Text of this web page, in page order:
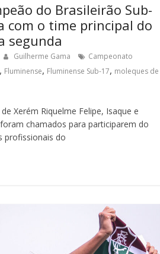
do Brasileirão Sub-
com o time principal do
segunda
Guilherme Gama
Campeonato
, Fluminense, Fluminense Sub-17, moleques de
Xerém Riquelme Felipe, Isaque e
chamados para participarem do
profissionais do